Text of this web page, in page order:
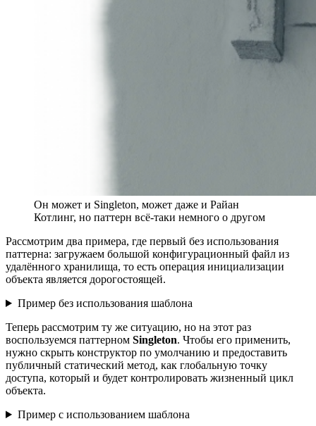
Он может и Singleton, может даже и Райан
Котлинг, но паттерн всё-таки немного о другом
Рассмотрим два примера, где первый без использования
паттерна: загружаем большой конфигурационный файл из
удалённого хранилища, то есть операция инициализации
объекта является дорогостоящей.
Пример без использования шаблона
Теперь рассмотрим ту же ситуацию, но на этот раз
воспользуемся паттерном Singleton. Чтобы его применить,
нужно скрыть конструктор по умолчанию и предоставить
публичный статический метод, как глобальную точку
доступа, который и будет контролировать жизненный цикл
объекта.
Пример с использованием шаблона